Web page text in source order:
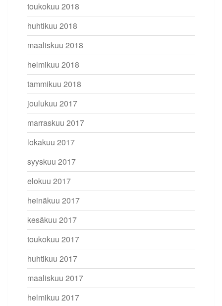
toukokuu 2018
huhtikuu 2018
maaliskuu 2018
helmikuu 2018
tammikuu 2018
joulukuu 2017
marraskuu 2017
lokakuu 2017
syyskuu 2017
elokuu 2017
heinäkuu 2017
kesäkuu 2017
toukokuu 2017
huhtikuu 2017
maaliskuu 2017
helmikuu 2017